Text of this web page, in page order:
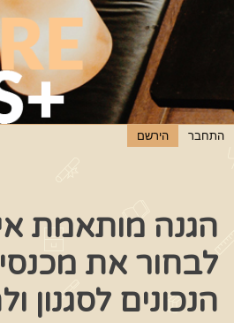
הגנה מותאמת
לבחור את
הנכונים לסגנון